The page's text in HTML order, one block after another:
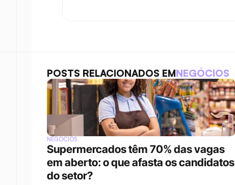
POSTS RELACIONADOS EMNEGÓCIOS
NEGÓCIOS
Supermercados têm 70% das vagas
em aberto: o que afasta os candidatos
do setor?